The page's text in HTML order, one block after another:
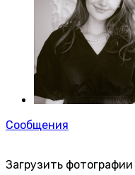
Сообщения
Загрузить фотографии